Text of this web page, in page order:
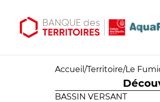
Accueil /Territoire/Le
BASSIN VERSANT